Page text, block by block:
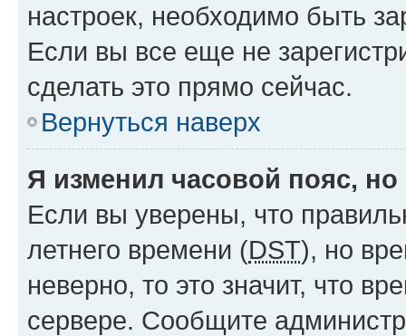
настроек, необходимо быть
Если вы все еще не
сделать это прямо сейчас.
Вернуться наверх
Я изменил часовой пояс,
Если вы уверены, что
летнего времени (DST), но
неверно, то это значит, что
сервере. Сообщите